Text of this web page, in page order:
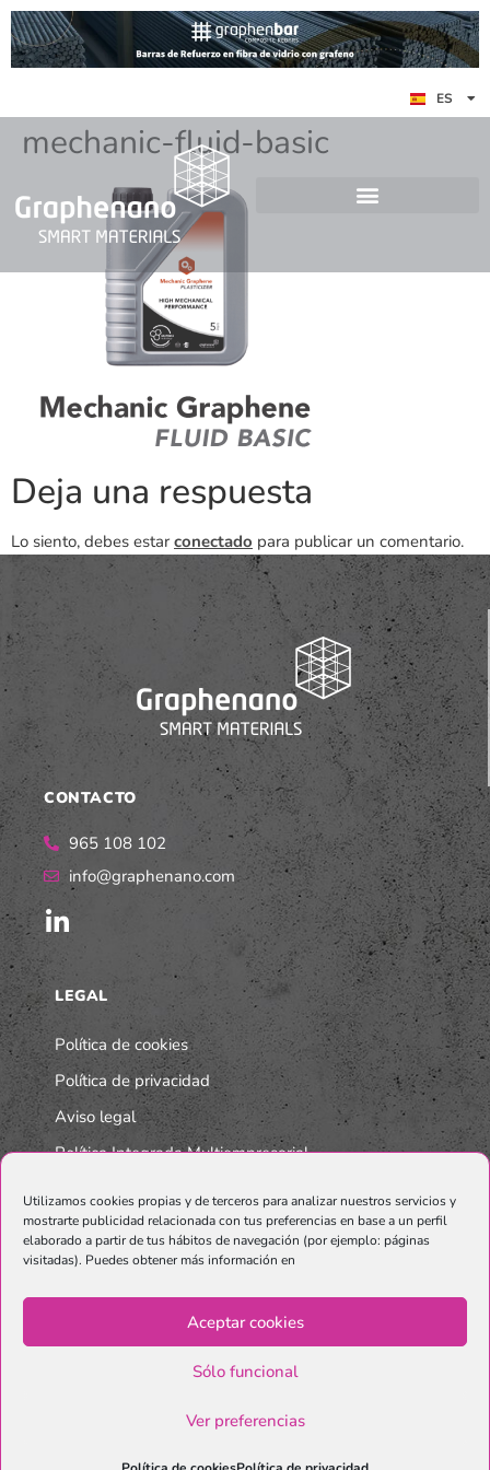
Utilizamos cookies propias y de terceros para analizar nuestros servicios y
mostrarte publicidad relacionada con tus preferencias en base a un perfil
elaborado a partir de tus hábitos de navegación (por ejemplo: páginas
visitadas). Puedes obtener más información en
Aceptar cookies
Sólo funcional
Ver preferencias
ES
EN
DE
mechanic-fluid-basic
Deja una respuesta
Lo siento, debes estar conectado para publicar un comentario.
CONTACTO
965 108 102
info@graphenano.com
LEGAL
Política de cookies
Política de privacidad
Aviso legal
Política Integrada Multiempresarial
Graphenano.